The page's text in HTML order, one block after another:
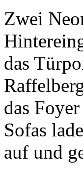
Zwei
das
das
Sofas
auf und